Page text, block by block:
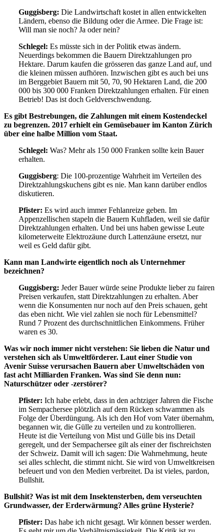
Guggisberg: Die Landwirtschaft kostet in allen entwickelten
Ländern, ebenso die Bildung oder die Armee. Die Frage ist:
Will man sie noch? Ja oder nein?
Schlegel: Es müsste sich in der Politik etwas ändern.
Neuerdings bekommen die Bauern Direktzahlungen pro
Hektare. Darum kaufen die grösseren das ganze Land auf, und
die kleinen müssen aufhören. Inzwischen gibt es auch bei uns
im Berggebiet Bauern mit 50, 70, 90 Hektaren Land, die 200
000 bis 300 000 Franken Direktzahlungen erhalten. Für einen
Betrieb! Das ist doch Geldverschwendung.
Es gibt Bestrebungen, die Zahlungen mit einem Kostendeckel
zu begrenzen. 2017 erhielt ein Gemüsebauer im Kanton Zürich
über eine halbe Million vom Staat.
Schlegel: Was? Mehr als 150 000 Franken sollte kein Bauer
erhalten.
Guggisberg: Die 100-prozentige Wahrheit im Verteilen des
Direktzahlungskuchens gibt es nie. Man kann darüber endlos
diskutieren.
Pfister: Es wird auch immer Fehlanreize geben. Im
Appenzellischen stapeln die Bauern Kuhfladen, weil sie dafür
Direktzahlungen erhalten. Und bei uns haben gewisse Leute
kilometerweite Elektrozäune durch Lattenzäune ersetzt, nur
weil es Geld dafür gibt.
Kann man Landwirte eigentlich noch als Unternehmer
bezeichnen?
Guggisberg: Jeder Bauer würde seine Produkte lieber zu fairen
Preisen verkaufen, statt Direktzahlungen zu erhalten. Aber
wenn die Konsumenten nur noch auf den Preis schauen, geht
das eben nicht. Wie viel zahlen sie noch für Lebensmittel?
Rund 7 Prozent des durchschnittlichen Einkommens. Früher
waren es 30.
Was wir noch immer nicht verstehen: Sie lieben die Natur und
verstehen sich als Umweltförderer. Laut einer Studie von
Avenir Suisse verursachen Bauern aber Umweltschäden von
fast acht Milliarden Franken. Was sind Sie denn nun:
Naturschützer oder -zerstörer?
Pfister: Ich habe erlebt, dass in den achtziger Jahren die Fische
im Sempachersee plötzlich auf dem Rücken schwammen als
Folge der Überdüngung. Als ich den Hof vom Vater übernahm,
begannen wir, die Gülle zu verteilen und zu kontrollieren.
Heute ist die Verteilung von Mist und Gülle bis ins Detail
geregelt, und der Sempachersee gilt als einer der fischreichsten
der Schweiz. Damit will ich sagen: Die Wahrnehmung, heute
sei alles schlecht, die stimmt nicht. Sie wird von Umweltkreisen
befeuert und von den Medien verbreitet. Da ist vieles, pardon,
Bullshit.
Bullshit? Was ist mit dem Insektensterben, dem verseuchten
Grundwasser, der Erderwärmung? Alles grüne Hysterie?
Pfister: Das habe ich nicht gesagt. Wir können besser werden.